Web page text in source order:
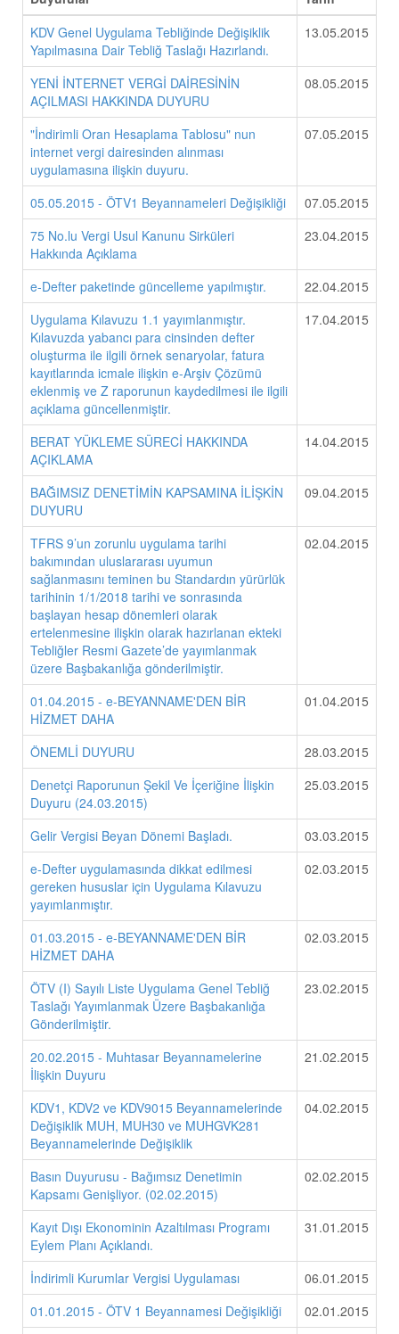
KDV Genel Uygulama Tebliğinde Değişiklik
Yapılmasına Dair Tebliğ Taslağı Hazırlandı.
13.05.2015
YENİ İNTERNET VERGİ DAİRESİNİN
AÇILMASI HAKKINDA DUYURU
08.05.2015
"İndirimli Oran Hesaplama Tablosu" nun
internet vergi dairesinden alınması
uygulamasına ilişkin duyuru.
07.05.2015
05.05.2015 - ÖTV1 Beyannameleri Değişikliği
07.05.2015
75 No.lu Vergi Usul Kanunu Sirküleri
Hakkında Açıklama
23.04.2015
e-Defter paketinde güncelleme yapılmıştır.
22.04.2015
Uygulama Kılavuzu 1.1 yayımlanmıştır.
Kılavuzda yabancı para cinsinden defter
oluşturma ile ilgili örnek senaryolar, fatura
kayıtlarında icmale ilişkin e-Arşiv Çözümü
eklenmiş ve Z raporunun kaydedilmesi ile ilgili
açıklama güncellenmiştir.
17.04.2015
BERAT YÜKLEME SÜRECİ HAKKINDA
AÇIKLAMA
14.04.2015
BAĞIMSIZ DENETİMİN KAPSAMINA İLİŞKİN
DUYURU
09.04.2015
TFRS 9’un zorunlu uygulama tarihi
bakımından uluslararası uyumun
sağlanmasını teminen bu Standardın yürürlük
tarihinin 1/1/2018 tarihi ve sonrasında
başlayan hesap dönemleri olarak
ertelenmesine ilişkin olarak hazırlanan ekteki
Tebliğler Resmi Gazete’de yayımlanmak
üzere Başbakanlığa gönderilmiştir.
02.04.2015
01.04.2015 - e-BEYANNAME'DEN BİR
HİZMET DAHA
01.04.2015
ÖNEMLİ DUYURU
28.03.2015
Denetçi Raporunun Şekil Ve İçeriğine İlişkin
Duyuru (24.03.2015)
25.03.2015
Gelir Vergisi Beyan Dönemi Başladı.
03.03.2015
e-Defter uygulamasında dikkat edilmesi
gereken hususlar için Uygulama Kılavuzu
yayımlanmıştır.
02.03.2015
01.03.2015 - e-BEYANNAME'DEN BİR
HİZMET DAHA
02.03.2015
ÖTV (I) Sayılı Liste Uygulama Genel Tebliğ
Taslağı Yayımlanmak Üzere Başbakanlığa
Gönderilmiştir.
23.02.2015
20.02.2015 - Muhtasar Beyannamelerine
İlişkin Duyuru
21.02.2015
KDV1, KDV2 ve KDV9015 Beyannamelerinde
Değişiklik MUH, MUH30 ve MUHGVK281
Beyannamelerinde Değişiklik
04.02.2015
Basın Duyurusu - Bağımsız Denetimin
Kapsamı Genişliyor. (02.02.2015)
02.02.2015
Kayıt Dışı Ekonominin Azaltılması Programı
Eylem Planı Açıklandı.
31.01.2015
İndirimli Kurumlar Vergisi Uygulaması
06.01.2015
01.01.2015 - ÖTV 1 Beyannamesi Değişikliği
02.01.2015